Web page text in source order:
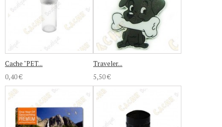
Cache "PET...
0,40 €
Traveler...
5,50 €